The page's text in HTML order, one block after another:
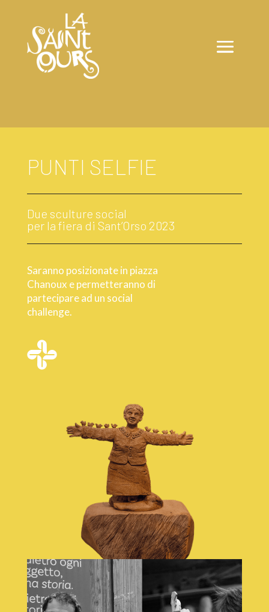
PUNTI SELFIE
Due sculture social
per la fiera di Sant’Orso 2023
Saranno posizionate in piazza
Chanoux e permetteranno di
partecipare ad un social
challenge.